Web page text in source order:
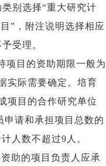
别选择“重大研究计
”，附注说明选择相应
受理。
项目的资助期限一般为
实际需要确定。培育
项目的合作研究单位
请和承担项目总数的
人数不超过9人。
助的项目负责人应承